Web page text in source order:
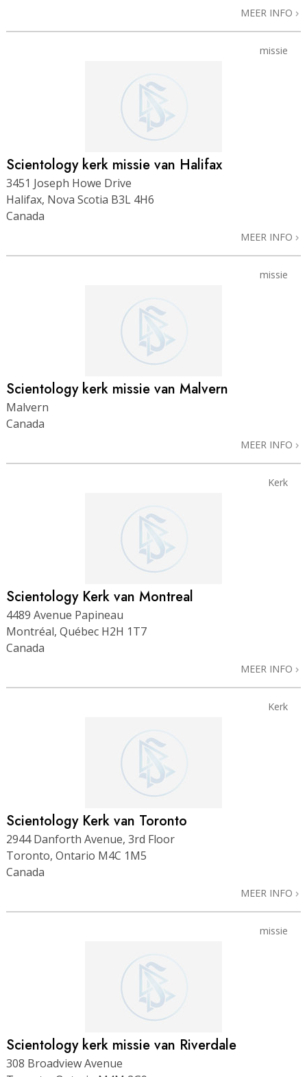
MEER INFO
missie
Scientology kerk missie van Halifax
3451 Joseph Howe Drive
Halifax, Nova Scotia B3L 4H6
Canada
MEER INFO
missie
Scientology kerk missie van Malvern
Malvern
Canada
MEER INFO
Kerk
Scientology Kerk van Montreal
4489 Avenue Papineau
Montréal, Québec H2H 1T7
Canada
MEER INFO
Kerk
Scientology Kerk van Toronto
2944 Danforth Avenue, 3rd Floor
Toronto, Ontario M4C 1M5
Canada
MEER INFO
missie
Scientology kerk missie van Riverdale
308 Broadview Avenue